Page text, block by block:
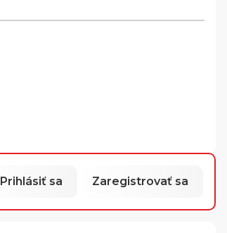
Prihlásiť sa Zaregistrovať sa